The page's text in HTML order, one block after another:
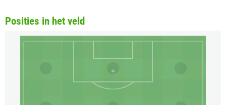
Posities in het veld